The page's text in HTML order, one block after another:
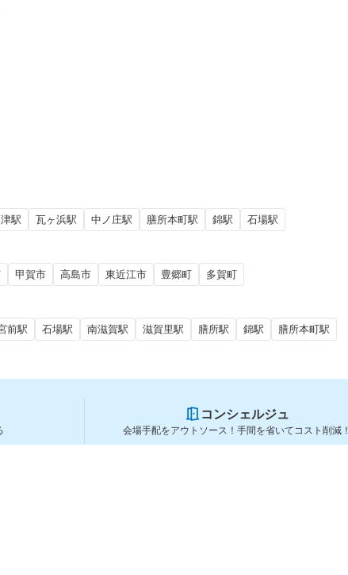
駅 瓦ヶ浜駅 中ノ庄駅 膳所本町駅 錦駅 石場駅
甲賀市 高島市 東近江市 豊郷町 多賀町
前駅 石場駅 南滋賀駅 滋賀里駅 膳所駅 錦駅 膳所本町駅
コンシェルジュ
会場手配をアウトソース！手間を省いてコスト削減！